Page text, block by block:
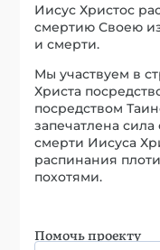
Иисус Христос
смертию Своею
и смерти.
Мы участвуем в
Христа
посредством
запечатлена
смерти Иисуса
распинания
похотями.
Помочь проекту